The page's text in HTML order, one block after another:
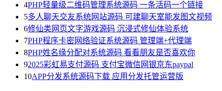
4PHP轻量级二维码管理系统源码 一条活码一个链接
5多人聊天交友系统网站源码 可建聊天室能发图文视频
6修仙类网页文字游戏源码 沉浸式修仙体验系统
7PHP程序卡密网络验证系统源码 管理端+代理端
8PHP姓名缘分配对系统源码 看看朋友是否喜欢你
92025彩虹易支付源码 支付宝微信网银京东paypal
10APP分发系统源码下载 应用分发托管运营版